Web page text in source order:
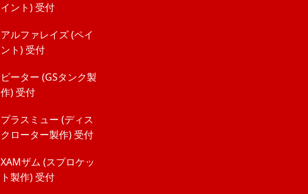
イント) 受付
アルファレイズ (ペイ
ント) 受付
ビーター (GSタンク製
作) 受付
プラスミュー (ディス
クローター製作) 受付
XAMザム (スプロケッ
ト製作) 受付